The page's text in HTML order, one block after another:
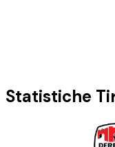
Statistiche